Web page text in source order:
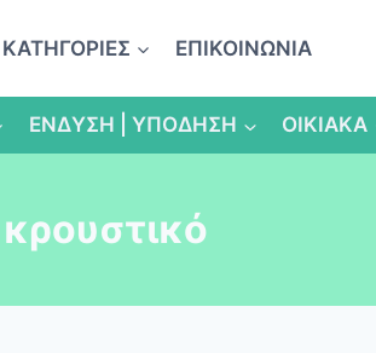
ΚΑΤΗΓΟΡΙΕΣ ΕΠΙΚΟΙΝΩΝΙΑ
ΕΝΔΥΣΗ | ΥΠΟΔΗΣΗ ΟΙΚΙΑΚΑ
κρουστικό